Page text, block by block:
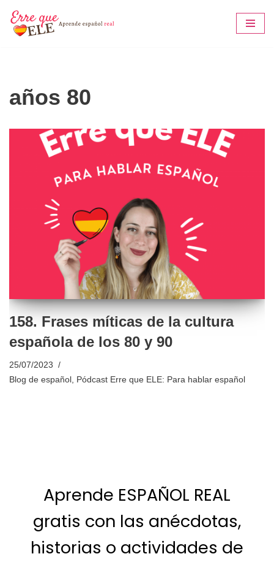
Saltar
años 80
158. Frases míticas de la cultura
española de los 80 y 90
25/07/2023
Blog de español , Pódcast Erre que ELE: Para hablar español
Aprende ESPAÑOL REAL
gratis con las anécdotas,
historias o actividades de